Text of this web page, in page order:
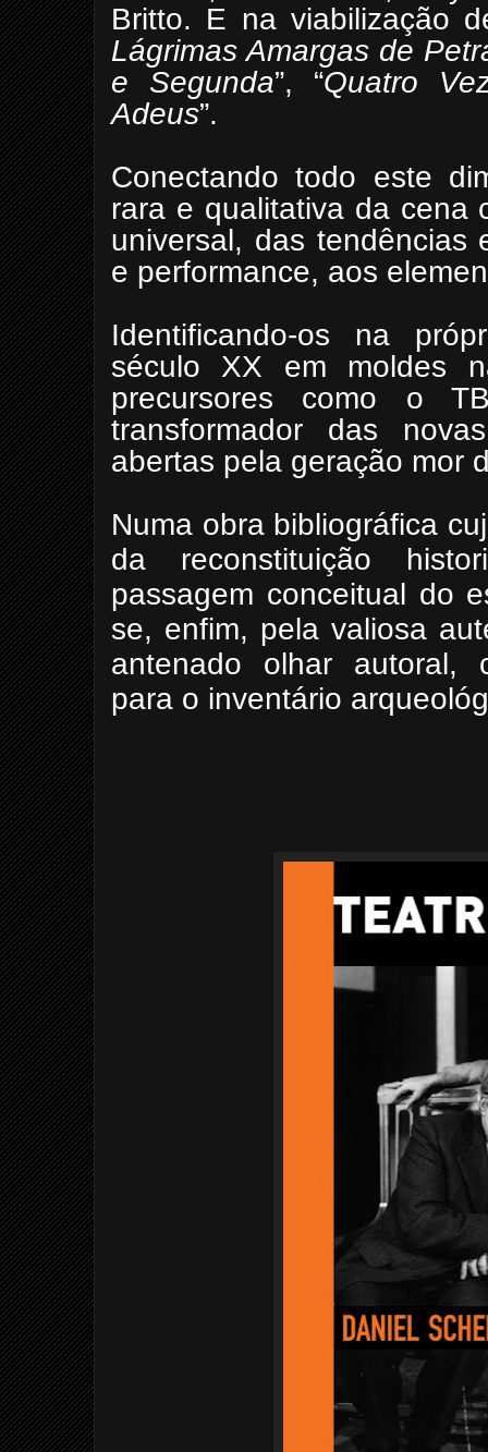
Britto. E na viabilização
Lágrimas Amargas de
e Segunda”, “Quatro
Adeus”.
Conectando todo este
rara e qualitativa da cena
universal, das tendências
e performance, aos
Identificando-os na
século XX em moldes
precursores como o
transformador das
abertas pela geração mor
Numa obra bibliográfica
da reconstituição
passagem conceitual do
se, enfim, pela valiosa
antenado olhar autoral,
para o inventário